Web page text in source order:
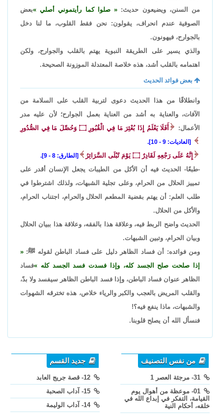
من السنن، ويضيعون حديث:
صلوا كما رأيتموني أصلي
بعض
الصوفية عندم انحراف، يقولون: نحن فقط القلوب، ما لنا دخل
بالجوارح، فيهونون.
والذي يسير على الطريقة النبوية يهتم بالقلب والجوارح، ولكن
اهتمامه بالقلب أشد، هذه خلاصة المعتدلة الموزونة الصحيحة.
بعض فوائد الحديث
وانطلاقًا من هذا الحديث دعوى لتربية القلب على السلامة من
الآفات، والعناية به أشد من العناية بعمل الجوارح؛ لأن عليه مدر
الأعمال:
أَفَلَا يَعْلَمُ إِذَا بُعْثِرَ مَا فِي الْقُبُورِ ۝ وَحُصِّلَ مَا فِي الصُّدُورِ
[العاديات: 9 - 10].
إِنَّهُ عَلَى رَجْعِهِ لَقَادِرٌ ۝ يَوْمَ تُبْلَى السَّرَائِرُ [الطارق: 8 - 9].
-طبعًا- الحديث فيه أن الأكل من الطيبات يجعل الإنسان أقدر على
تمييز الحلال من الحرام، وعلى تجلية الشبهات، ولذلك اشترطوا في
طلب العلم: أن يهتم بقضية المطعم الحلال والحرام، اجتناب الحرام،
والأكل من الحلال.
الحديث واضح الربط فيه، وعلاقة هذا بالفقه، وعلاقة هذا ببيان الحلال
وبيان الحرام، وتبين الشبهات.
ومن فوائده: أن فساد الظاهر دليل على فساد الباطن لقوله ﷺ:
إذا صلحت صلح الجسد كله، وإذا فسدت فسد الجسد كله
فساد
الظاهر عنوان فساد الباطن، وإذا فسد الباطن الظاهر سيفسد ولا بدّ،
والقلب المريض بالعجب والكبر والرياء خلاص، هذه تخترقه الشهوات
والشبهات، ماذا ينفع فيه؟!
فنسأل الله أن يصلح قلوبنا.
من نفس التصنيف
01- موعظة من أهوال يوم
القيامة، التفكر في إبداع الله في
خلقه، أحكام النية
جديد القسم
14- آداب الوليمة